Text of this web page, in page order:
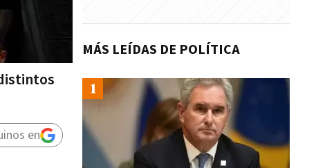
en
MÁS LEÍDAS DE POLÍTICA